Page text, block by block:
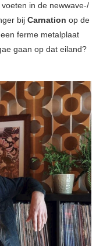
in de newwave-/
bij Carnation op de
ferme metalplaat
gaan op dat eiland?